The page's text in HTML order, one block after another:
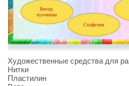
Художественные средства для
Нитки
Пластилин